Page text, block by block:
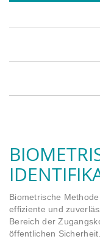
Biometrische
effiziente und
Bereich der
öffentlichen